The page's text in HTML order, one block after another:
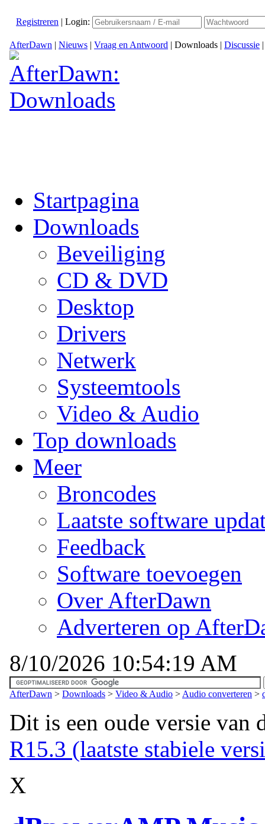
Registreren | Login:
AfterDawn | Nieuws | Vraag en Antwoord | Downloads | Discussie
Startpagina
Downloads
Beveiliging
CD & DVD
Desktop
Drivers
Netwerk
Systeemtools
Video & Audio
Top downloads
Meer
Broncodes
Laatste software
Feedback
Software toevoegen
Over AfterDawn
Adverteren op
8/10/2026 10:54:19 AM
AfterDawn > Downloads > Video & Audio > Audio converteren >
Dit is een oude versie van
R15.3 (laatste stabiele
X